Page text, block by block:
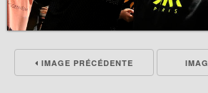
IMAGE PRÉCÉDENTE